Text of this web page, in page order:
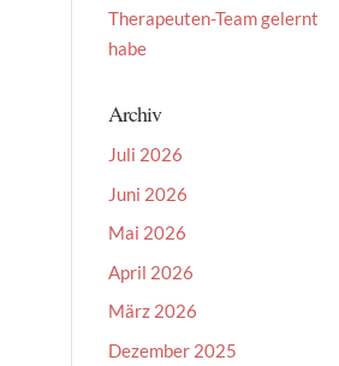
Therapeuten-Team gelernt
habe
Archiv
Juli 2026
Juni 2026
Mai 2026
April 2026
März 2026
Dezember 2025